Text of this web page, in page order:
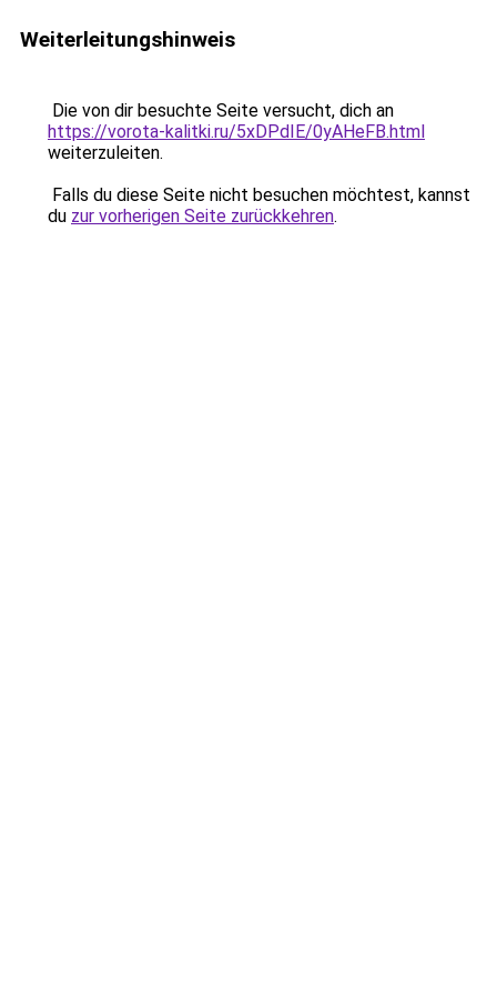
Weiterleitungshinweis
Die von dir besuchte Seite versucht, dich an
https://vorota-kalitki.ru/5xDPdIE/0yAHeFB.html
weiterzuleiten.
Falls du diese Seite nicht besuchen möchtest, kannst
du zur vorherigen Seite zurückkehren.